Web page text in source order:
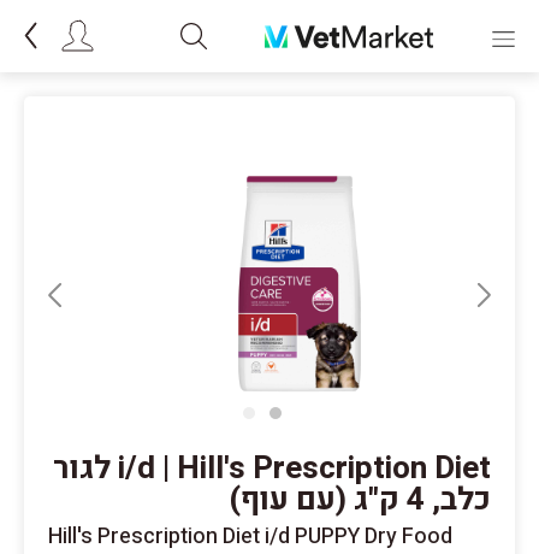
i/d | Hill's Prescription Diet לגור
כלב, 4 ק"ג (עם עוף)
Hill's Prescription Diet i/d PUPPY Dry Food